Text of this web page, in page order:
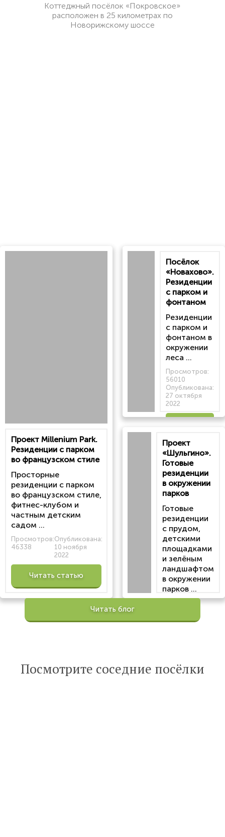
Коттеджный посёлок «Покровское»
расположен в 25 километрах по
Новорижскому шоссе
Проект Millenium Park.
Резиденции с парком
во французском стиле
Просторные
резиденции с парком
во французском стиле,
фитнес-клубом и
частным детским
садом ...
Просмотров:
46338
Опубликована:
10 ноября
2022
Читать статью
Посёлок
«Новахово».
Резиденции
с парком и
фонтаном
Резиденции
с парком и
фонтаном в
окружении
леса ...
Просмотров:
56010
Опубликована:
27 октября
2022
статью
Проект
«Шульгино».
Готовые
резиденции
в окружении
парков
Готовые
резиденции
с прудом,
детскими
площадками
и зелёным
ландшафтом
в окружении
парков ...
Просмотров:
Опубликована:
статью
Читать блог
Посмотрите соседние посёлки